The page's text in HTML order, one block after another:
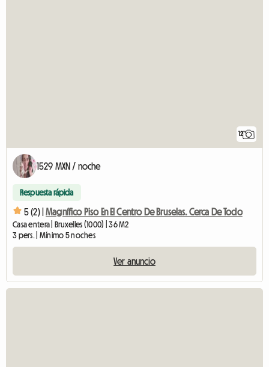
12
1529 MXN / noche
Respuesta rápida
5 (2) | Magnífico Piso En El Centro De Bruselas. Cerca De Todo
Casa entera | Bruxelles (1000) | 36 M2
3 pers. | Mínimo 5 noches
Ver anuncio